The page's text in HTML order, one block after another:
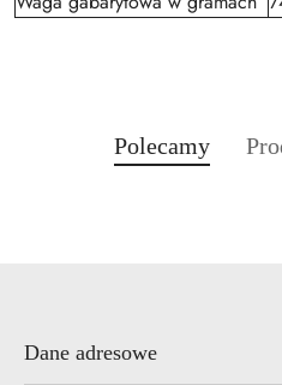
Pomiń karuzelę
Produkty
Polecamy
Dane adresowe